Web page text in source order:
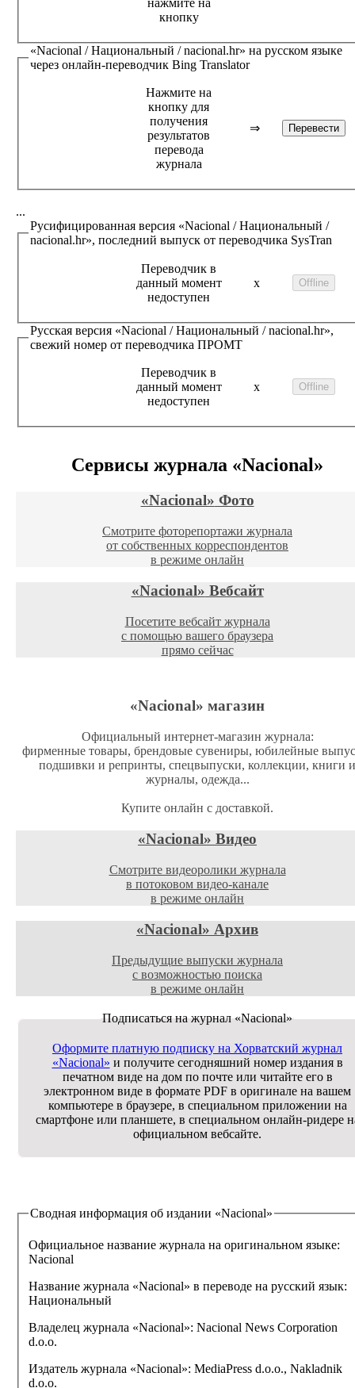
кнопку
«Nacional / Национальный / nacional.hr» на русском языке
через онлайн-переводчик Bing Translator
Нажмите на
кнопку для
получения
результатов
перевода
журнала
⇒
...
Русифицированная версия «Nacional / Национальный /
nacional.hr», последний выпуск от переводчика SysTran
Переводчик в
данный момент
недоступен
x
Русская версия «Nacional / Национальный / nacional.hr»,
свежий номер от переводчика ПРОМТ
Переводчик в
данный момент
недоступен
x
Сервисы журнала «Nacional»
«Nacional» Фото
Смотрите фоторепортажи журнала
от собственных корреспондентов
в режиме онлайн
«Nacional» Вебсайт
Посетите вебсайт журнала
с помощью вашего браузера
прямо сейчас
«Nacional» магазин
Официальный интернет-магазин журнала:
фирменные товары, брендовые сувениры, юбилейные
подшивки и репринты, спецвыпуски, коллекции, книги и
журналы, одежда...
Купите онлайн с доставкой.
«Nacional» Видео
Смотрите видеоролики журнала
в потоковом видео-канале
в режиме онлайн
«Nacional» Архив
Предыдущие выпуски журнала
с возможностью поиска
в режиме онлайн
Подписаться на журнал«Nacional»
Оформите платную подписку на Хорватский журнал
«Nacional» и получите сегодняшний номер издания в
печатном виде на дом по почте или читайте его в
электронном виде в формате PDF в оригинале на вашем
компьютере в браузере, в специальном приложении на
смартфоне или планшете, в специальном онлайн-ридере
официальном вебсайте.
Сводная информация об издании «Nacional»
Официальное название журнала на оригинальном языке:
Nacional
Название журнала «Nacional» в переводе на русский язык:
Национальный
Владелец журнала «Nacional»: Nacional News Corporation
d.o.o.
Издатель журнала «Nacional»: MediaPress d.o.o., Nakladnik
d.o.o.